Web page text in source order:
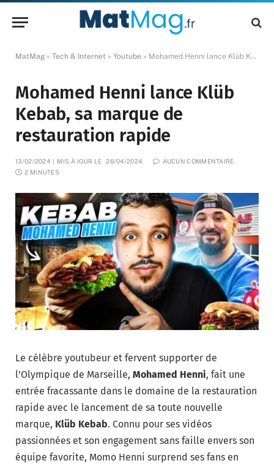
MatMag » Tech & Internet » Youtube » Mohamed Henni lance Klüb Kebab, sa marque de restauration rapide
Mohamed Henni lance Klüb
Kebab, sa marque de
restauration rapide
13/02/2024 MIS À JOUR LE 26/04/2024
AUCUN COMMENTAIRE
2 MINUTES
Le célèbre youtubeur et fervent supporter de
l’Olympique de Marseille, Mohamed Henni, fait une
entrée fracassante dans le domaine de la restauration
rapide avec le lancement de sa toute nouvelle
marque, Klüb Kebab. Connu pour ses vidéos
passionnées et son engagement sans faille envers son
équipe favorite, Momo Henni surprend ses fans en